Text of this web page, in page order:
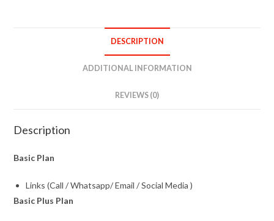
DESCRIPTION
ADDITIONAL INFORMATION
REVIEWS (0)
Description
Basic Plan
Links (Call / Whatsapp/ Email / Social Media )
Basic Plus Plan